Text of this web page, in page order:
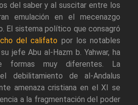
del saber y al suscitar entre los
emulación en el mecenazgo
El sistema político que consagró
del califato por los notables
jefe Abu al-Hazm b. Yahwar, ha
formas muy diferentes. La
debilitamiento de al-Andalus
amenaza cristiana en el XI se
a la fragmentación del poder